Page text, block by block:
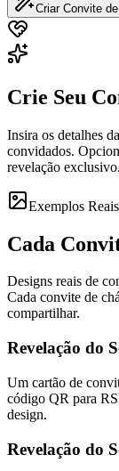
Criar Convite
Crie Seu
Insira os detalhes
convidados.
revelação exclusivo.
Exemplos
Cada
Designs reais de
Cada convite de
compartilhar.
Revelação do
Um cartão de
código QR para
design.
Revelação do